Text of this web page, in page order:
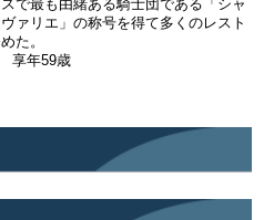
で最も由緒ある騎士団である「シャ
ァリエ」の称号を得て多くのレスト
た。
享年59歳